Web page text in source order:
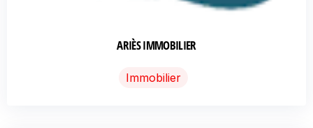
ARIÈS IMMOBILIER
Immobilier